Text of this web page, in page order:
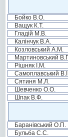
Бойко В.О.
Ващук К.Т.
Гладій М.В.
Калінчук В.А.
Козловський А.М.
Мартиновський
Рішняк І.М.
Самоплавський
Сятиня М.Л.
Шевченко О.О.
Шпак В.Ф.
Баранівський О.П.
Бульба С.С.